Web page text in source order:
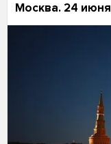
Москва. 24 июня